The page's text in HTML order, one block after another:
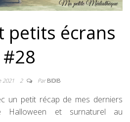
petits écrans
#28
2021 2 ParBIDIB
un petit récap de mes derniers
Halloween et surnaturel au